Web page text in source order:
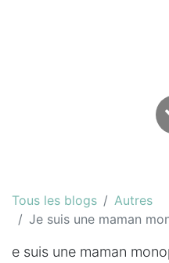
Tous les blogs
Autres
Je suis une maman
e suis une maman